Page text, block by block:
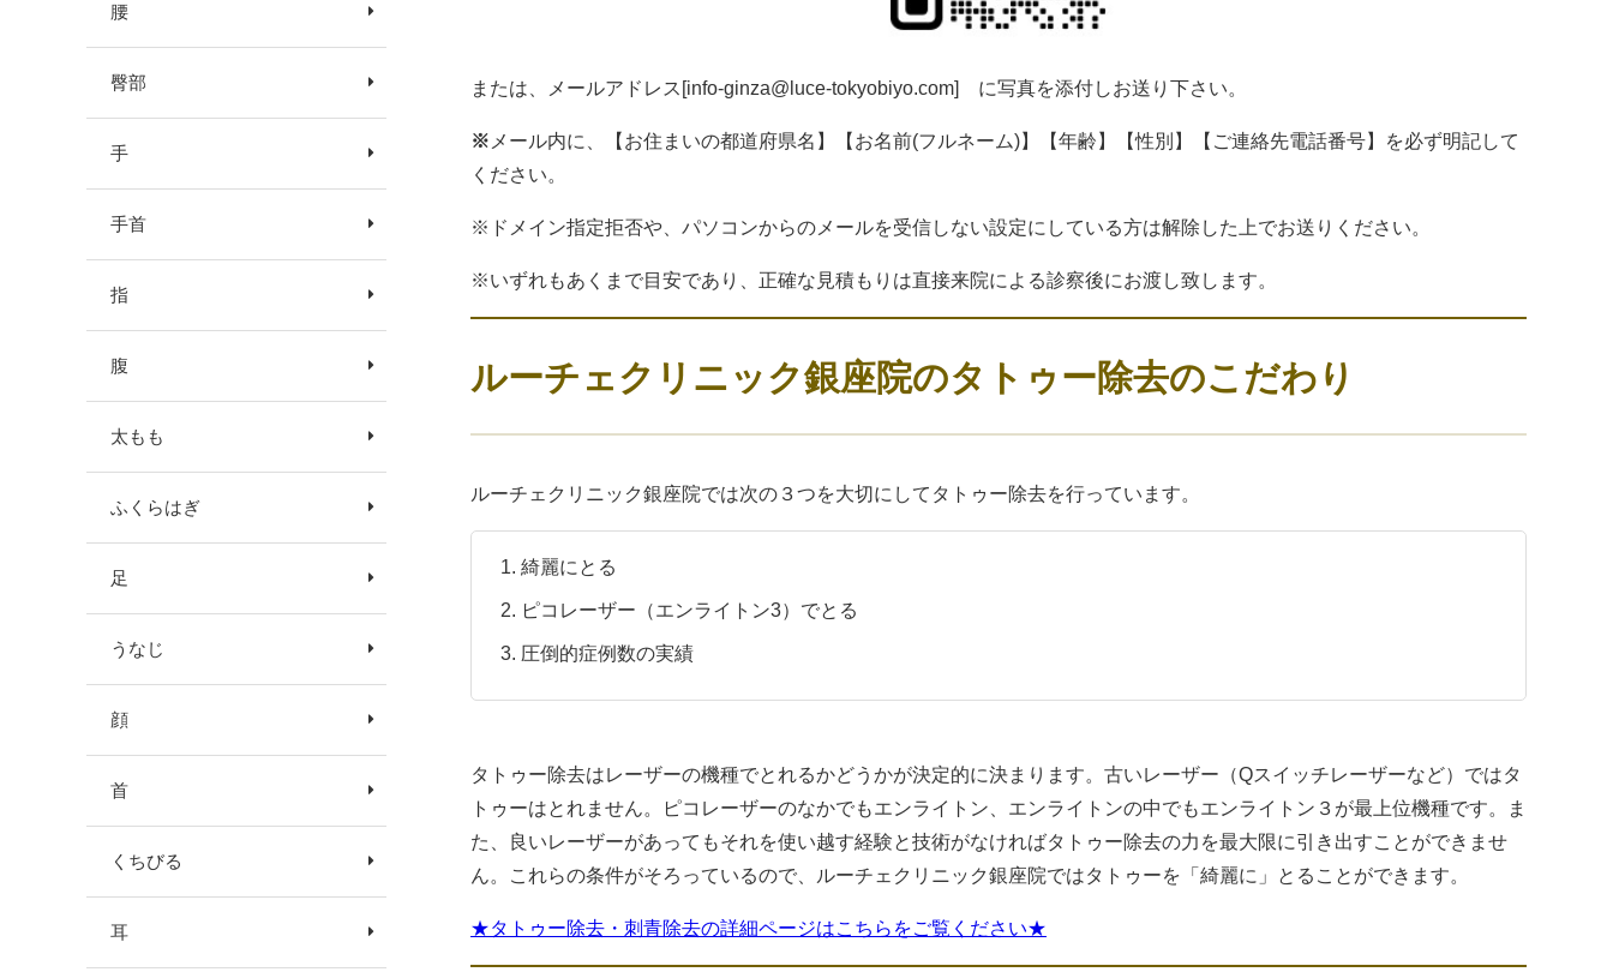
または、メールアドレス[info-ginza@luce-tokyobiyo.com] に写真を添付しお送り下さい。
※ メール内に、【お住まいの都道府県名】【お名前(フルネーム)】【年齢】【性別】【ご連絡先電話番号】を必ず明記して
ください。
※ドメイン指定拒否や、パソコンからのメールを受信しない設定にしている方は解除した上でお送りください。
※いずれもあくまで目安であり、正確な見積もりは直接来院による診察後にお渡し致します。
ルーチェクリニック銀座院のタトゥー除去のこだわり
ルーチェクリニック銀座院では次の３つを大切にしてタトゥー除去を行っています。
綺麗にとる
ピコレーザー（エンライトン3）でとる
圧倒的症例数の実績
タトゥー除去はレーザーの機種でとれるかどうかが決定的に決まります。古いレーザー（Qスイッチレーザーなど）ではタ
トゥーはとれません。ピコレーザーのなかでもエンライトン、エンライトンの中でもエンライトン３が最上位機種です。ま
た、良いレーザーがあってもそれを使い越す経験と技術がなければタトゥー除去の力を最大限に引き出すことができませ
ん。これらの条件がそろっているので、ルーチェクリニック銀座院ではタトゥーを「綺麗に」とることができます。
★タトゥー除去・刺青除去の詳細ページはこちらをご覧ください★
腰
臀部
手
手首
指
腹
太もも
ふくらはぎ
足
うなじ
顔
首
くちびる
耳